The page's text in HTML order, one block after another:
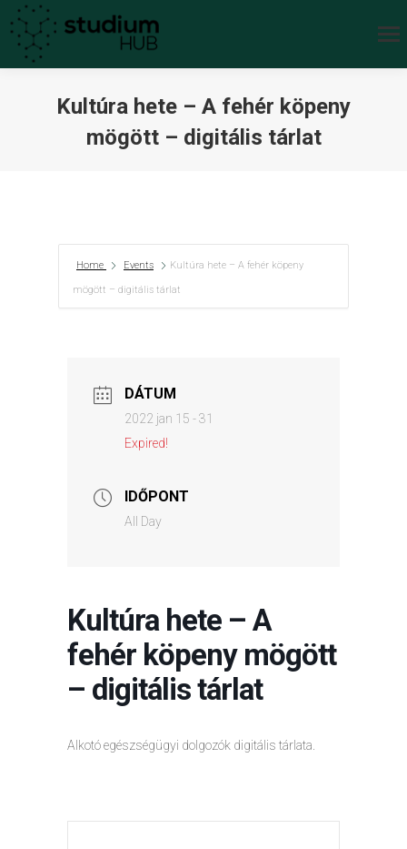
Kultúra hete – A fehér köpeny
mögött – digitális tárlat
Home Events Kultúra hete – A fehér köpeny
mögött – digitális tárlat
DÁTUM
2022 jan 15 - 31
Expired!
IDŐPONT
All Day
Kultúra hete – A
fehér köpeny mögött
– digitális tárlat
Alkotó egészségügyi dolgozók digitális tárlata.